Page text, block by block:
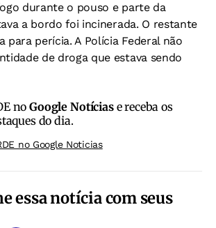
durante o pouso e parte da
a bordo foi incinerada. O restante
para perícia. A Polícia Federal não
de droga que estava sendo
noGoogle Notíciase receba os
do dia.
no Google Noticias
essa notícia com seus